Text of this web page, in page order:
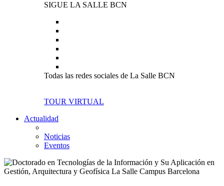
SIGUE LA SALLE BCN
Todas las redes sociales de La Salle BCN
TOUR VIRTUAL
Actualidad
Noticias
Eventos